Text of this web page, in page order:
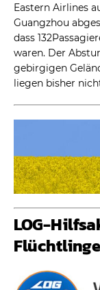
Eastern Airlines
Guangzhou
dass
waren. Der
gebirgigen
liegen bisher
LOG-
Flüchtlinge